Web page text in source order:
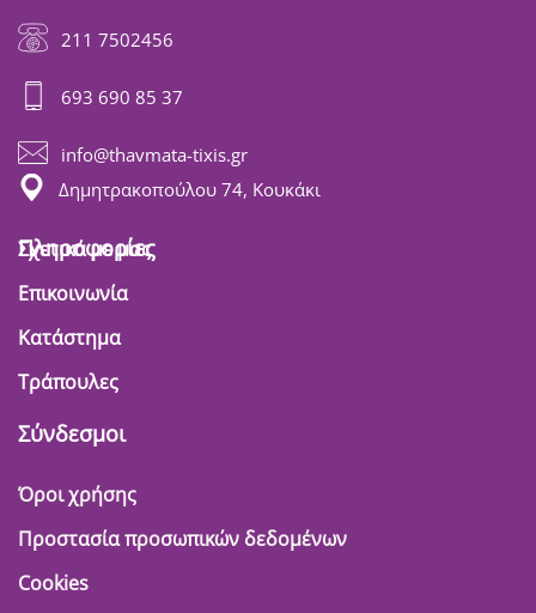
211 7502456
693 690 85 37
info@thavmata-tixis.gr
Δημητρακοπούλου 74, Κουκάκι
Πληροφορίες
Σχετικά με μας
Επικοινωνία
Κατάστημα
Τράπουλες
Σύνδεσμοι
Όροι χρήσης
Προστασία προσωπικών δεδομένων
Cookies